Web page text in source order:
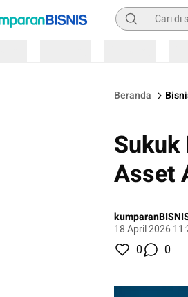
Pencarian
Beranda
Sukuk
Asset
18 April 2026
0 0